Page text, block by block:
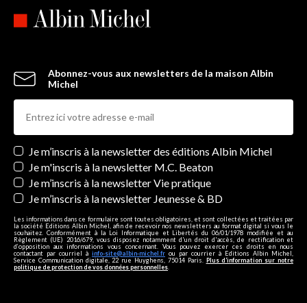
Abonnez-vous aux newsletters de la maison Albin
Michel
Newsletters
Je m’inscris à la newsletter des éditions Albin Michel
Je m'inscris à la newsletter M.C. Beaton
Je m’inscris à la newsletter Vie pratique
Je m’inscris à la newsletter Jeunesse & BD
Les informations dans ce formulaire sont toutes obligatoires, et sont collectées et traitées par
la société Editions Albin Michel, afin de recevoir nos newsletters au format digital si vous le
souhaitez. Conformément à la Loi Informatique et Libertés du 06/01/1978 modifiée et au
Règlement (UE) 2016/679, vous disposez notamment d'un droit d'accès, de rectification et
d’opposition aux informations vous concernant. Vous pouvez exercer ces droits en nous
contactant par courriel à info-site@albin-michel.fr ou par courrier à Editions Albin Michel,
Service Communication digitale, 22 rue Huyghens, 75014 Paris. Plus d’information sur notre
politique de protection de vos données personnelles